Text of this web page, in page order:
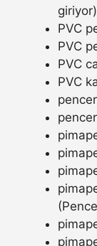
giriyor)
PVC
PVC
PVC
PVC